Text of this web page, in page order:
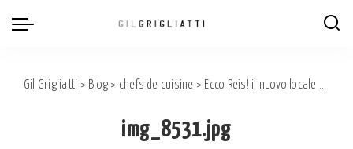
Gil Grigliatti > Blog > chefs de cuisine > Ecco Reis! il nuovo locale di Juri Chiotti.
img_8531.jpg